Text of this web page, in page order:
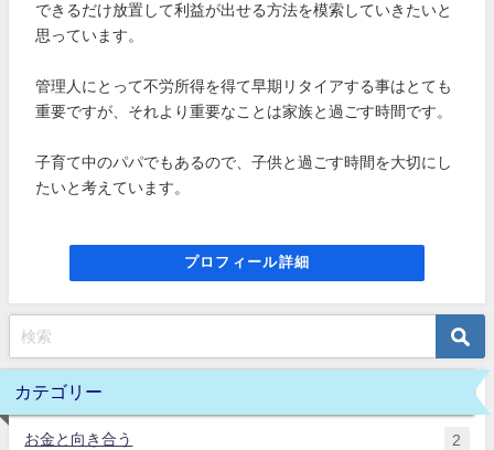
できるだけ放置して利益が出せる方法を模索していきたいと
思っています。
管理人にとって不労所得を得て早期リタイアする事はとても
重要ですが、それより重要なことは家族と過ごす時間です。
子育て中のパパでもあるので、子供と過ごす時間を大切にし
たいと考えています。
プロフィール詳細
カテゴリー
お金と向き合う 2